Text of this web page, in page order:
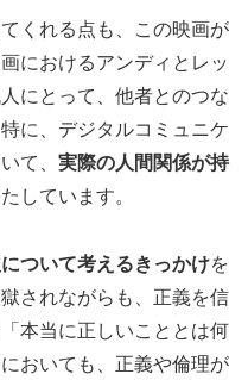
くれる点も、この映画が
におけるアンディとレッ
にとって、他者とのつな
に、デジタルコミュニケ
て、 実際の人間関係が持
しています。
ついて考えるきっかけを
されながらも、正義を信
本当に正しいこととは何
おいても、正義や倫理が